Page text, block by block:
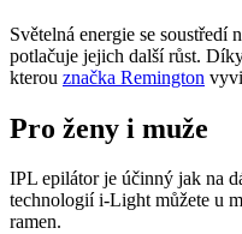
Světelná energie se
potlačuje jejich další růst.
kterou značka Remington
Pro ženy i muže
IPL epilátor je účinný jak na
technologií i-Light můžete u
ramen.